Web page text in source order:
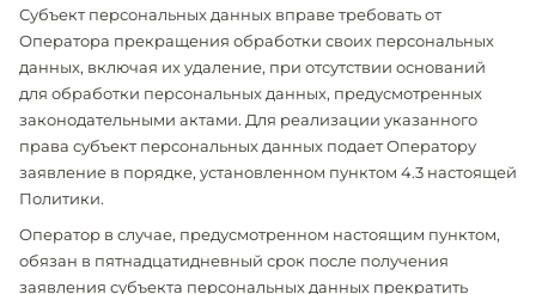
Субъект персональных данных вправе требовать от
Оператора прекращения обработки своих персональных
данных, включая их удаление, при отсутствии оснований
для обработки персональных данных, предусмотренных
законодательными актами. Для реализации указанного
права субъект персональных данных подает Оператору
заявление в порядке, установленном пунктом 4.3 настоящей
Политики.
Оператор в случае, предусмотренном настоящим пунктом,
обязан в пятнадцатидневный срок после получения
заявления субъекта персональных данных прекратить